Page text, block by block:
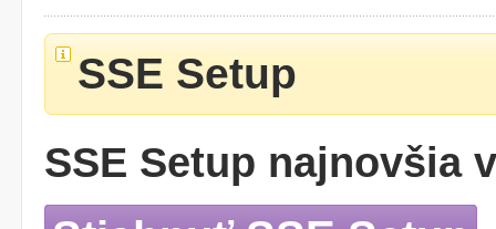
SSE Setup
SSE Setup najnovšia